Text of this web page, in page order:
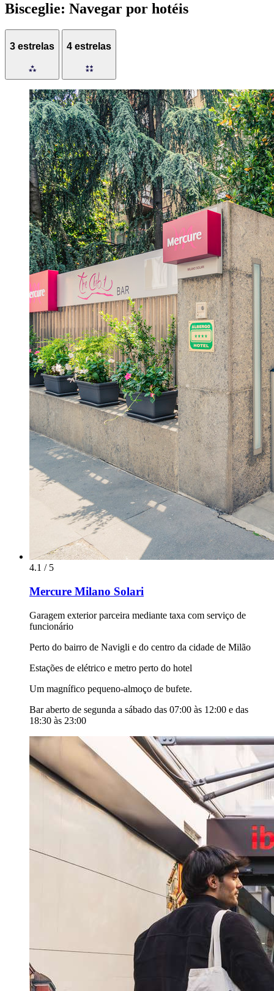
Bisceglie: Navegar por hotéis
3 estrelas 4 estrelas
4.1 / 5
Mercure Milano Solari
Garagem exterior parceira mediante taxa com serviço de
funcionário
Perto do bairro de Navigli e do centro da cidade de Milão
Estações de elétrico e metro perto do hotel
Um magnífico pequeno-almoço de bufete.
Bar aberto de segunda a sábado das 07:00 às 12:00 e das
18:30 às 23:00